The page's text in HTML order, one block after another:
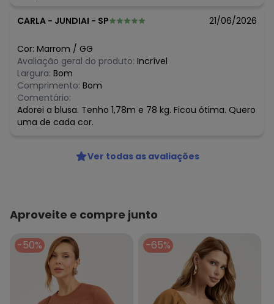
CARLA - JUNDIAI - SP 21/06/2026
Cor: Marrom / GG
Avaliação geral do produto: Incrível
Largura: Bom
Comprimento: Bom
Comentário:
Adorei a blusa. Tenho 1,78m e 78 kg. Ficou ótima. Quero
uma de cada cor.
Ver todas as avaliações
Aproveite e compre junto
-50% -65%